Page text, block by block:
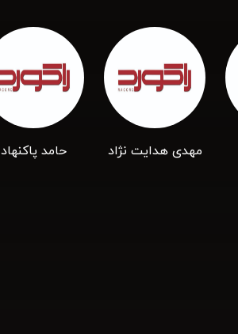
مهدی هدایت نژاد حامد پاکنهاد